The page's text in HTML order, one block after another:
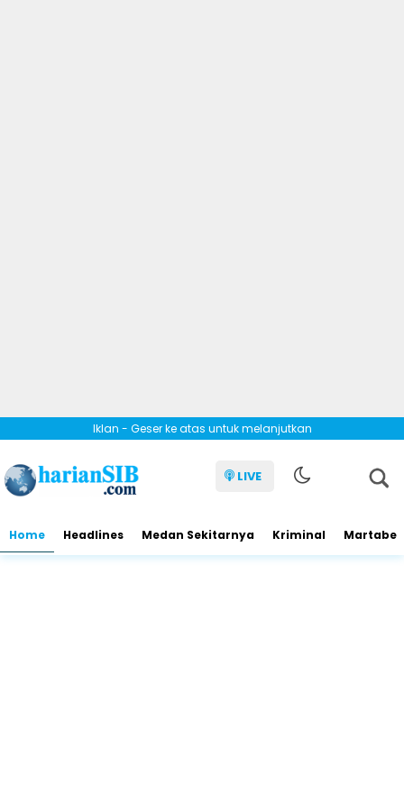
Iklan - Geser ke atas untuk melanjutkan
LIVE
Home Headlines Medan Sekitarnya Kriminal Martabe